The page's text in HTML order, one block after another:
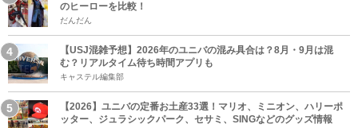
のヒーローを比較！
だんだん
【USJ混雑予想】2026年のユニバの混み具合は？8月・9月は混
む？リアルタイム待ち時間アプリも
キャステル編集部
【2026】ユニバの定番お土産33選！マリオ、ミニオン、ハリーポ
ッター、ジュラシックパーク、セサミ、SINGなどのグッズ情報